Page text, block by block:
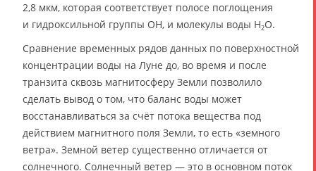
2,8 мкм, которая соответствует полосе поглощения
и гидроксильной группы OH, и молекулы воды H2O.
Сравнение временных рядов данных по поверхностной
концентрации воды на Луне до, во время и после
транзита сквозь магнитосферу Земли позволило
сделать вывод о том, что баланс воды может
восстанавливаться за счёт потока вещества под
действием магнитного поля Земли, то есть «земного
ветра». Земной ветер существенно отличается от
солнечного. Солнечный ветер — это в основном поток